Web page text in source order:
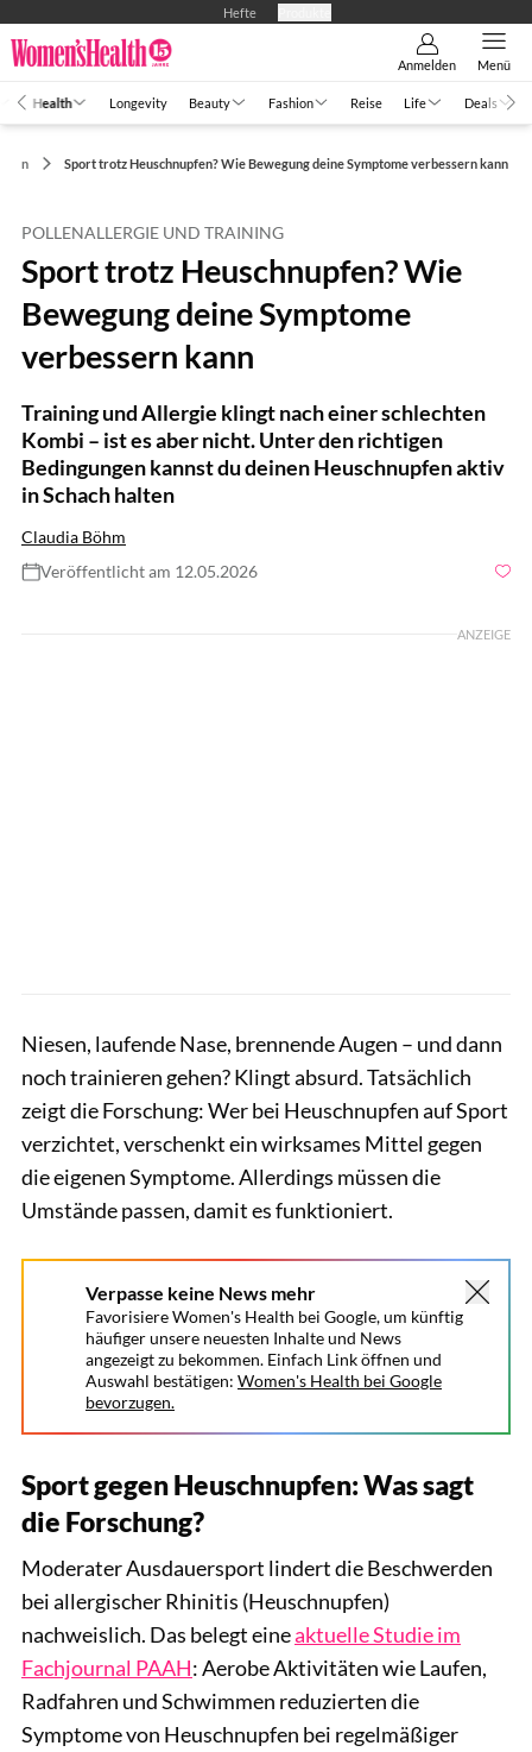
Hefte
Anmelden Menü
Health Longevity Beauty Fashion Reise Life Deals
Sport trotz Heuschnupfen? Wie Bewegung deine Symptome verbessern kann
POLLENALLERGIE UND TRAINING
Sport trotz Heuschnupfen? Wie
Bewegung deine Symptome
verbessern kann
Training und Allergie klingt nach einer schlechten
Kombi – ist es aber nicht. Unter den richtigen
Bedingungen kannst du deinen Heuschnupfen aktiv
in Schach halten
Claudia Böhm
Veröffentlicht am 12.05.2026
ANZEIGE
Niesen, laufende Nase, brennende Augen – und dann
noch trainieren gehen? Klingt absurd. Tatsächlich
zeigt die Forschung: Wer bei Heuschnupfen auf Sport
verzichtet, verschenkt ein wirksames Mittel gegen
die eigenen Symptome. Allerdings müssen die
Umstände passen, damit es funktioniert.
Verpasse keine News mehr
Favorisiere Women's Health bei Google, um künftig
häufiger unsere neuesten Inhalte und News
angezeigt zu bekommen. Einfach Link öffnen und
Auswahl bestätigen: Women's Health bei Google
bevorzugen.
Sport gegen Heuschnupfen: Was sagt
die Forschung?
Moderater Ausdauersport lindert die Beschwerden
bei allergischer Rhinitis (Heuschnupfen)
nachweislich. Das belegt eineaktuelle Studie im
Fachjournal PAAH: Aerobe Aktivitäten wie Laufen,
Radfahren und Schwimmen reduzierten die
Symptome von Heuschnupfen bei regelmäßiger